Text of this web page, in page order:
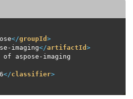
</groupId >
imaging</artifactId >
aspose-imaging
</classifier>